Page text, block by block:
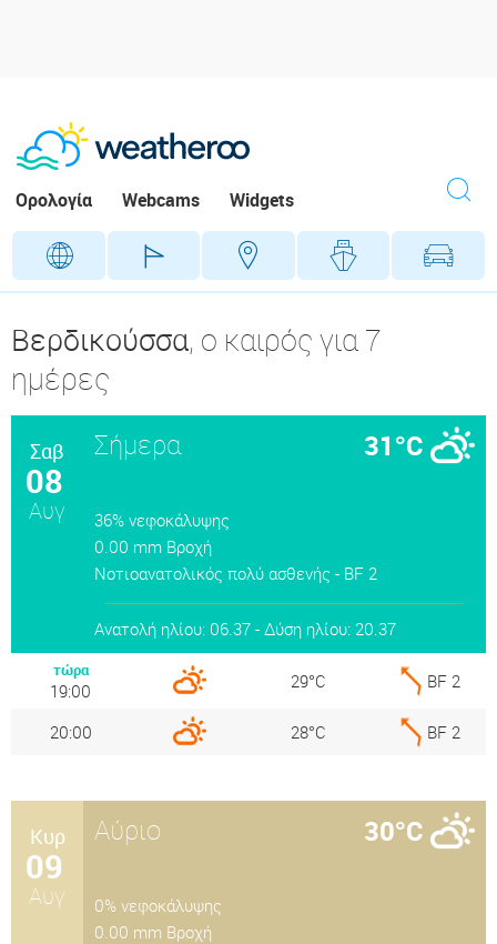
Ορολογία Webcams Widgets
ΓεωγραφικάΓήπεδα
Βερδικούσσα, ο καιρός για 7
ημέρες
Σαβ
08
Αυγ
Σήμερα 31°C
36% νεφοκάλυψης
0.00 mm Βροχή
Nοτιοανατολικός πολύ ασθενής - BF 2
Ανατολή ηλίου: 06.37 - Δύση ηλίου: 20.37
τώρα
19:00 29°C BF 2
20:00 28°C BF 2
Κυρ
09
Αυγ
Αύριο 30°C
0% νεφοκάλυψης
0.00 mm Βροχή